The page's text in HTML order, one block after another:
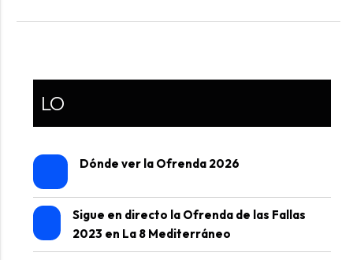
LO
Dónde ver la Ofrenda 2026
Sigue en directo la Ofrenda de las Fallas
2023 en La 8 Mediterráneo